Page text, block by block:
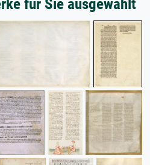
für Sie ausgewählt